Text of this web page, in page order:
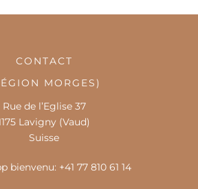
CONTACT
MORGES)
Rue de l’Eglise 37
Lavigny (Vaud)
Suisse
bienvenu: +41 77 810 61 14